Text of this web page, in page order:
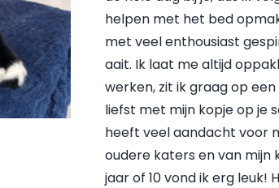
helpen met het bed
met veel enthousiast
aait. Ik laat me altijd
werken, zit ik graag op
liefst met mijn kopje op je
heeft veel aandacht voor
oudere katers en van mijn
jaar of 10 vond ik erg